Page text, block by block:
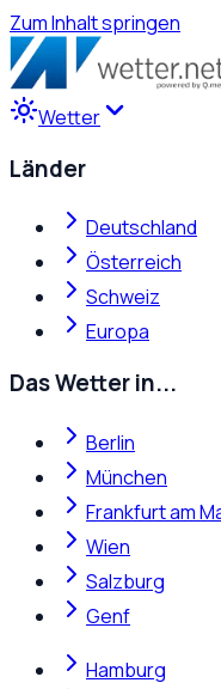
Zum Inhalt springen
Wetter
Länder
Deutschland
Österreich
Schweiz
Europa
Das Wetter in...
Berlin
München
Frankfurt am
Wien
Salzburg
Genf
Hamburg